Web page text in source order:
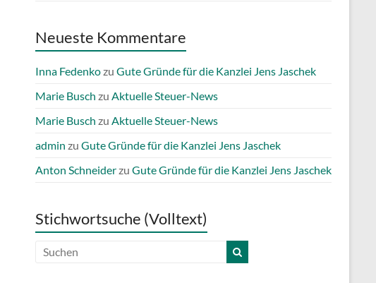
Neueste Kommentare
Inna Fedenkozu Gute Gründe für die Kanzlei Jens Jaschek
Marie Busch zu Aktuelle Steuer-News
Marie Busch zu Aktuelle Steuer-News
admin zu Gute Gründe für die Kanzlei Jens Jaschek
Anton Schneiderzu Gute Gründe für die Kanzlei Jens Jaschek
Stichwortsuche (Volltext)